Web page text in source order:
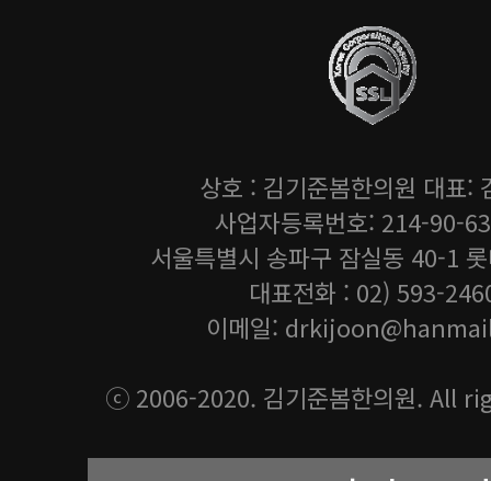
상호 : 김기준봄한의원 대표:
사업자등록번호: 214-90-
서울특별시 송파구 잠실동 40-1
대표전화 : 02) 593-
이메일:
ⓒ 2006-2020. 김기준봄한의원. All